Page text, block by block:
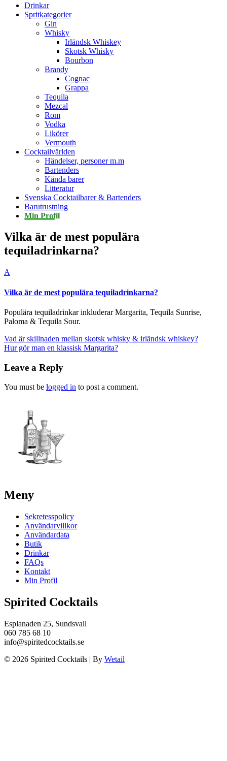
Drinkar
Spritkategorier
Gin
Whisky
Irländsk Whiskey
Skotsk Whisky
Bourbon
Brandy
Cognac
Grappa
Tequila
Mezcal
Rom
Vodka
Likörer
Vermouth
Cocktailvärlden
Händelser, personer m.m
Bartenders
Kända barer
Litteratur
Svenska Cocktailbarer & Bartenders
Barutrustning
Min Profil
Vilka är de mest populära
tequiladrinkarna?
A
Vilka är de mest populära tequiladrinkarna?
Populära tequiladrinkar inkluderar Margarita, Tequila Sunrise,
Paloma & Tequila Sour.
Post
navigation
Vad är skillnaden mellan skotsk whisky & irländsk whiskey?
Hur gör man en klassisk Margarita?
Leave a Reply
You must be logged in to post a comment.
Meny
Sekretesspolicy
Användarvillkor
Användardata
Butik
Drinkar
FAQs
Kontakt
Min Profil
Spirited Cocktails
Esplanaden 25, Sundsvall
060 785 68 10
info@spiritedcocktails.se
© 2026 Spirited Cocktails | By Wetail